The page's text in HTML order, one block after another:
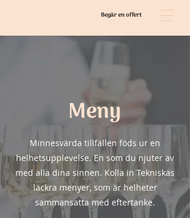
Begär en offert
Meny
Minnesvärda tillfällen föds ur en
helhetsupplevelse. En som du njuter av
med alla dina sinnen. Kolla in Tekniskas
läckra menyer, som är helheter
sammansatta med eftertanke.